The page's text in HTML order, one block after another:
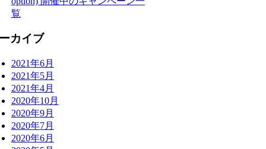
覧
カイブ
2021年6月
2021年5月
2021年4月
2020年10月
2020年9月
2020年7月
2020年6月